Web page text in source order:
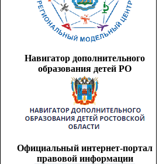
Навигатор дополнительного
образования детей РО
Официальный интернет-портал
правовой информации